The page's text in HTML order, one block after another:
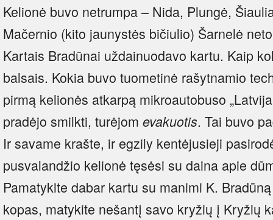
Kelionė buvo netrumpa – Nida, Plungė,
Mačernio (kito jaunystės bičiulio) Šarnelė
Kartais Bradūnai uždainuodavo kartu. Kaip
balsais. Kokia buvo tuometinė rašytnamio
pirmą kelionės atkarpą mikroautobuso
pradėjo smilkti, turėjom evakuotis. Tai buvo
Ir savame krašte, ir egzily kentėjusieji
pusvalandžio kelionė tęsėsi su daina apie
Pamatykite dabar kartu su manimi K.
kopas, matykite nešantį savo kryžių į Kryžių